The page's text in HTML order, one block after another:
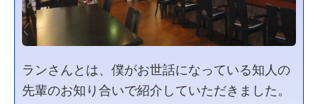
ランさんとは、僕がお世話になっている知人の
先輩のお知り合いで紹介していただきました。